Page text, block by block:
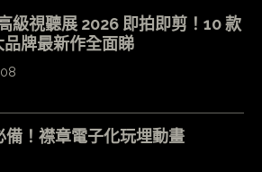
級視聽展 2026 即拍即剪！10 款
品牌最新作全面睇
備！襟章電子化玩埋動畫